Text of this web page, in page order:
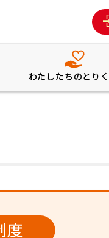
わたしたちのとり